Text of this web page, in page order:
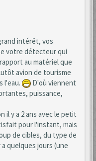
intérêt, vos
votre détecteur qui
au matériel que
avion de tourisme
l'eau.
D'où viennent
puissance,
il y a 2 ans avec le petit
pour l'instant, mais
de cibles, du type de
quelques jours (une